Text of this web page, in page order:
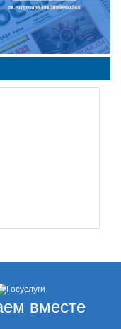
вместе